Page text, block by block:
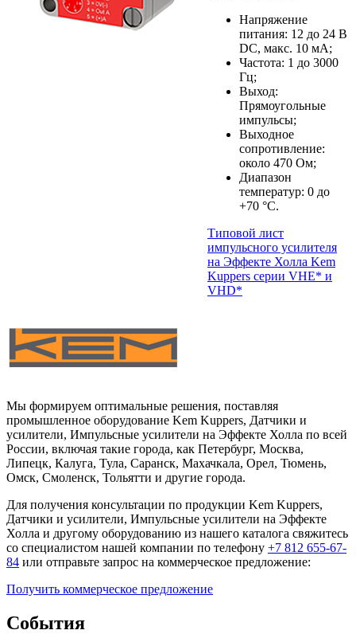
Напряжение
питания: 12 до 24 В
DC, макс. 10 мА;
Частота: 1 до 3000
Гц;
Выход:
Прямоугольные
импульсы;
Выходное
сопротивление:
около 470 Ом;
Диапазон
температур: 0 до
+70 °C.
Типовой лист
импульсного усилителя
на Эффекте Холла Kem
Kuppers серии VHE* и
VHD*
Мы формируем оптимальные решения, поставляя
промышленное оборудование Kem Kuppers, Датчики и
усилители, Импульсные усилители на Эффекте Холла по всей
России, включая такие города, как Петербург, Москва,
Липецк, Калуга, Тула, Саранск, Махачкала, Орел, Тюмень,
Омск, Смоленск, Тольятти и другие города.
Для получения консультации по продукции Kem Kuppers,
Датчики и усилители, Импульсные усилители на Эффекте
Холла и другому оборудованию из нашего каталога свяжитесь
со специалистом нашей компании по телефону +7 812 655-67-
84 или отправьте запрос на коммерческое предложение:
Получить коммерческое предложение
События